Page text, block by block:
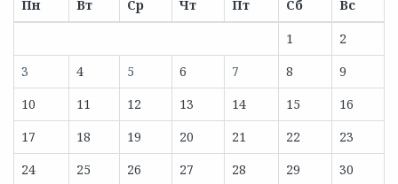
Пн Вт Ср Чт Пт Сб
Вс
1
2
3
4 5 6 7 8
9
10
11 12 13 14 15
16
17
18 19 20 21 22
23
24
25 26 27 28 29
30